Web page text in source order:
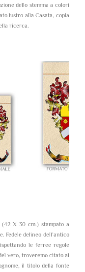
dello stemma a colori
lustro alla Casata, copia
ricerca.
(42 X 30 cm.) stampato a
Fedele delineo dell’antico
le ferree regole
vero, troveremo citato al
il titolo della fonte